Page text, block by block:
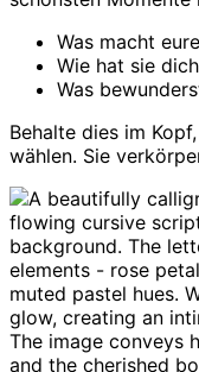
Was macht eure
Wie hat sie
Was
Behalte dies im
wählen. Sie